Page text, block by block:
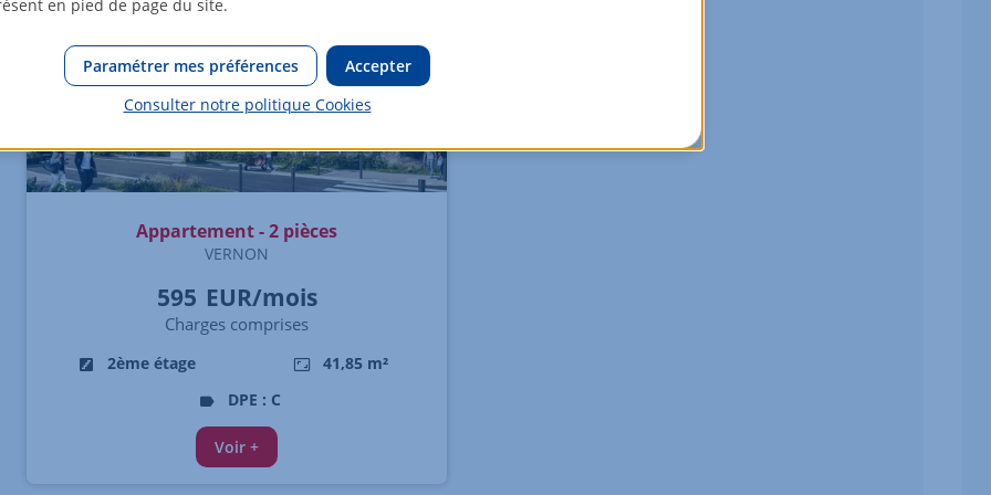
Appartement - 2 pièces
VERNON
595 EUR/mois
Charges comprises
2ème étage
41,85 m²
DPE : C
Voir +
en pied de page du site.
Accepter
Paramétrer mes préférences
Consulter notre politique Cookies